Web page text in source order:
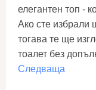
елегантен топ -
Ако сте избрали
тогава те ще
тоалет без
Следваща